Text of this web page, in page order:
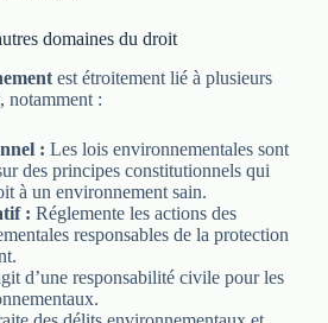
domaines du droit
est étroitement lié à plusieurs
notamment :
: Les lois environnementales sont
des principes constitutionnels qui
à un environnement sain.
: Réglemente les actions des
responsables de la protection
d’une responsabilité civile pour les